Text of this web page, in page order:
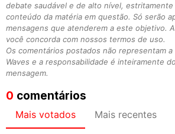
debate saudável e de alto nível, estritamente
conteúdo da matéria em questão. Só serão
mensagens que atenderem a este objetivo.
você concorda com nossos termos de uso.
Os comentários postados não representam
Waves e a responsabilidade é inteiramente
mensagem.
0 comentários
Mais votados Mais recentes